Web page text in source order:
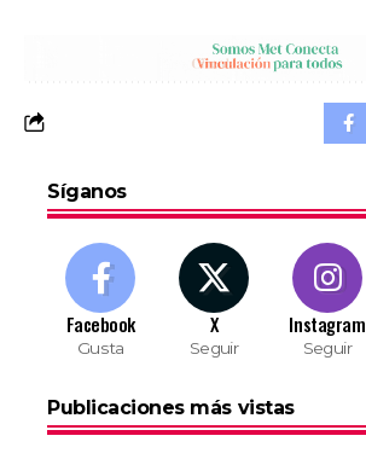
Síganos
Facebook
Gusta
X
Seguir
Instagram
Seguir
Publicaciones más vistas